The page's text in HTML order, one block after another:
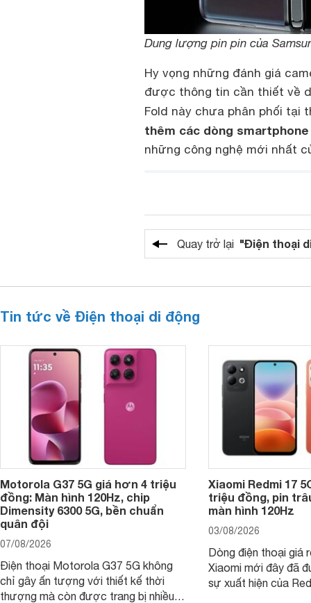
Dung lượng pin pin của
Hy vọng những đánh giá
được thông tin cần thiết về
Fold này chưa phân phối tại
thêm các dòng
những công nghệ mới nhất
Quay trở lại "Điện thoại
Tin tức về Điện thoại di động
Motorola G37 5G giá hơn 4 triệu
đồng: Màn hình 120Hz, chip
Dimensity 6300 5G, bền chuẩn
quân đội
07/08/2026
Điện thoại Motorola G37 5G không
chỉ gây ấn tượng với thiết kế thời
thượng mà còn được trang bị nhiều
Xiaomi Redmi 17
triệu đồng, pin
màn hình 120Hz
03/08/2026
Dòng điện thoại giá
Xiaomi mới đây đã
sự xuất hiện của